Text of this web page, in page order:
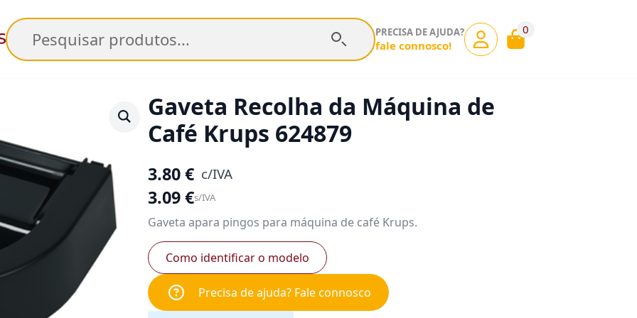
Pesquisar PRECISA DE AJUDA?
fale connosco!
0
Gaveta Recolha da Máquina de
Café Krups 624879
3.80€ c/IVA
3.09€s/IVA
Gaveta apara pingos para máquina de café Krups.
Como identificar o modelo
Precisa de ajuda? Fale connosco